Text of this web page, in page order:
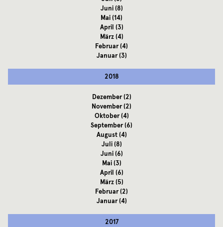
Juni(8)
Mai(14)
April (3)
März(4)
Februar(4)
Januar(3)
2018
Dezember(2)
November(2)
Oktober(4)
September(6)
August(4)
Juli(8)
Juni(6)
Mai(3)
April (6)
März(5)
Februar(2)
Januar(4)
2017